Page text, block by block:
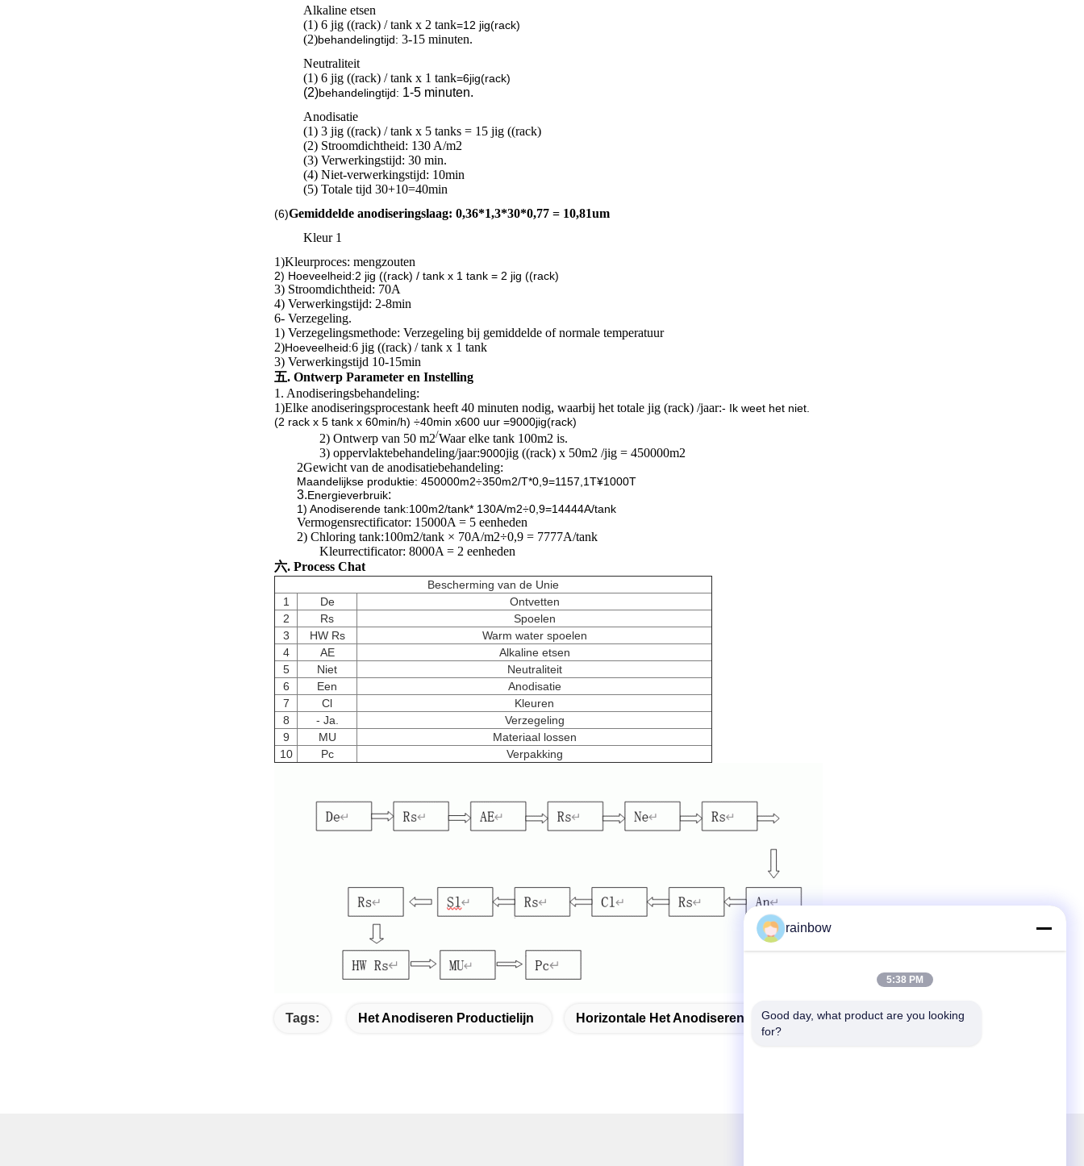
Alkaline etsen
(1) 6 jig ((rack) / tank x 2 tank=12 jig(rack)
(2)behandelingtijd: 3-15 minuten.
Neutraliteit
(1) 6 jig ((rack) / tank x 1 tank=6jig(rack)
(2)behandelingtijd: 1-5 minuten.
Anodisatie
(1) 3 jig ((rack) / tank x 5 tanks = 15 jig ((rack)
(2) Stroomdichtheid: 130 A/m2
(3) Verwerkingstijd: 30 min.
(4) Niet-verwerkingstijd: 10min
(5) Totale tijd 30+10=40min
(6)Gemiddelde anodiseringslaag: 0,36*1,3*30*0,77 = 10,81um
Kleur 1
1)Kleurproces: mengzouten
2) Hoeveelheid:2 jig ((rack) / tank x 1 tank = 2 jig ((rack)
3) Stroomdichtheid: 70A
4) Verwerkingstijd: 2-8min
6- Verzegeling.
1) Verzegelingsmethode: Verzegeling bij gemiddelde of normale temperatuur
2)Hoeveelheid:6 jig ((rack) / tank x 1 tank
3) Verwerkingstijd 10-15min
五. Ontwerp Parameter en Instelling
1. Anodiseringsbehandeling:
1)Elke anodiseringsprocestank heeft 40 minuten nodig, waarbij het totale jig (rack) /jaar:- Ik weet het niet.
(2 rack x 5 tank x 60min/h) ÷40min x600 uur =9000jig(rack)
2) Ontwerp van 50 m2/Waar elke tank 100m2 is.
3) oppervlaktebehandeling/jaar:9000jig ((rack) x 50m2 /jig = 450000m2
2Gewicht van de anodisatiebehandeling:
Maandelijkse produktie: 450000m2÷350m2/T*0,9=1157,1T¥1000T
3.Energieverbruik:
1) Anodiserende tank:100m2/tank* 130A/m2÷0,9=14444A/tank
Vermogensrectificator: 15000A = 5 eenheden
2) Chloring tank:100m2/tank × 70A/m2÷0,9 = 7777A/tank
Kleurrectificator: 8000A = 2 eenheden
六. Process Chat
Bescherming van de Unie
1
De
Ontvetten
2
Rs
Spoelen
3
HW Rs
Warm water spoelen
4
AE
Alkaline etsen
5
Niet
Neutraliteit
6
Een
Anodisatie
7
Cl
Kleuren
8
- Ja.
Verzegeling
9
MU
Materiaal lossen
10
Pc Verpakking
Tags: Het Anodiseren Productielijn Horizontale Het Anodiseren Lijn Aluminium Het Anodiseren Lijn
rainbow
5:38 PM
Good day, what product are you looking
for?